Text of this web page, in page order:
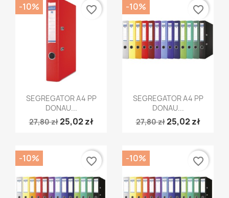
Szybki podgląd
SEGREGATOR A4 PP
DONAU...
27,80 zł25,02 zł
-10% favorite_border
Szybki podgląd
SEGREGATOR A4 PP
DONAU...
27,80 zł25,02 zł
-10% favorite_border
-10% favorite_border -10% favorite_border